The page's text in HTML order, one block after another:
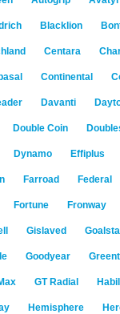
Blacklion
Centara
Continental
Davanti
Double Coin
Dynamo Effiplus
Farroad Federal
Fortune Fronway
Gislaved
Goodyear
GT Radial
Hemisphere